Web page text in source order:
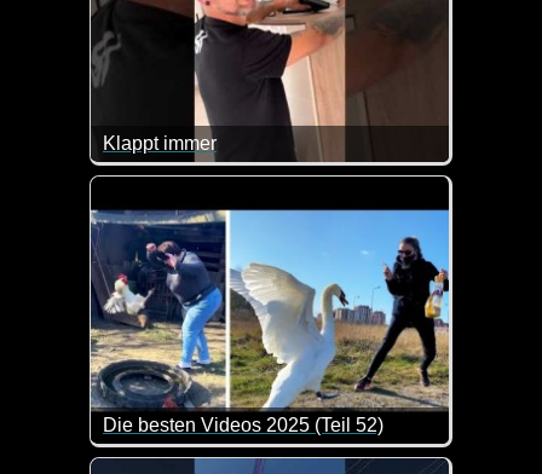
Klappt immer
Guter Test, ob die Kinder schon wach sind :-)
Die besten Videos 2025 (Teil 52)
Eine tolle Zusammenstellung von lustigen